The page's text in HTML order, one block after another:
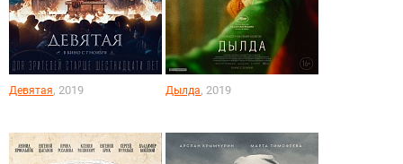
Девятая, 2019 Дылда, 2019